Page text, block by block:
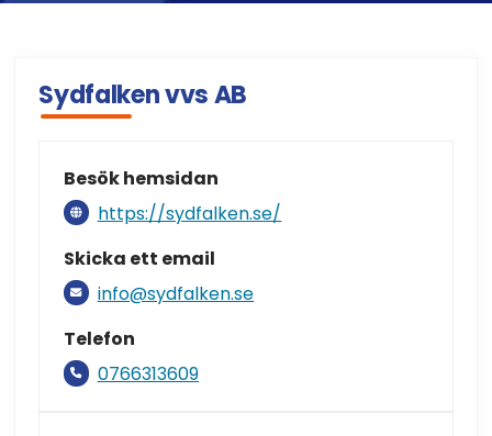
Sydfalken vvs AB
Besök hemsidan
https://sydfalken.se/
Skicka ett email
info@sydfalken.se
Telefon
0766313609